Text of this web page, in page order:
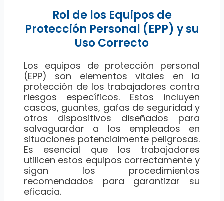
Rol de los Equipos de
Protección Personal (EPP) y su
Uso Correcto
Los equipos de protección personal
(EPP) son elementos vitales en la
protección de los trabajadores contra
riesgos específicos. Estos incluyen
cascos, guantes, gafas de seguridad y
otros dispositivos diseñados para
salvaguardar a los empleados en
situaciones potencialmente peligrosas.
Es esencial que los trabajadores
utilicen estos equipos correctamente y
sigan los procedimientos
recomendados para garantizar su
eficacia.